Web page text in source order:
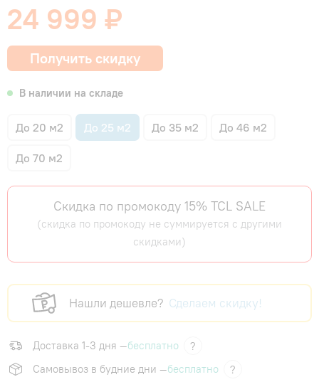
24 999 ₽
Получить скидку
В наличии на складе
До 20 м2 До 25 м2 До 35 м2 До 46 м2
До 70 м2
Скидка по промокоду 15% TCL SALE
(скидка по промокоду не суммируется с другими
скидками)
Нашли дешевле? Сделаем скидку!
Доставка 1-3 дня —бесплатно
?
Самовывоз в будние дни —бесплатно ?